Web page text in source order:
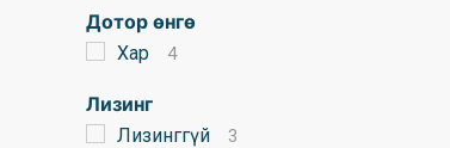
Дотор өнгө
Хар 4
Лизинг
Лизинггүй 3